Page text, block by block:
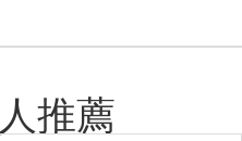
推薦